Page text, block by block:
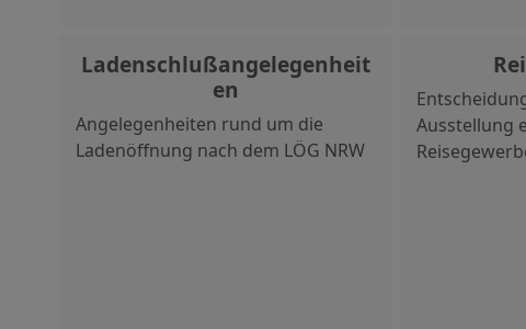
Ladenschlußangelegenheit
en
Angelegenheiten rund um die
Ladenöffnung nach dem LÖG NRW
Ausstellung